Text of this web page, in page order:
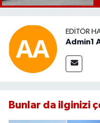
EDITÖR
Admin1
Bunlar da ilginizi